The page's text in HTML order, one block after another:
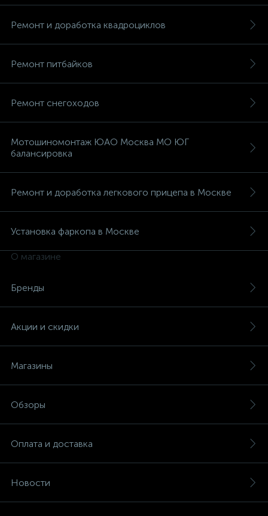
Ремонт и доработка квадроциклов
Ремонт питбайков
Ремонт снегоходов
Мотошиномонтаж ЮАО Москва МО ЮГ
балансировка
Ремонт и доработка легкового прицепа в Москве
Установка фаркопа в Москве
О магазине
Бренды
Акции и скидки
Магазины
Обзоры
Оплата и доставка
Новости